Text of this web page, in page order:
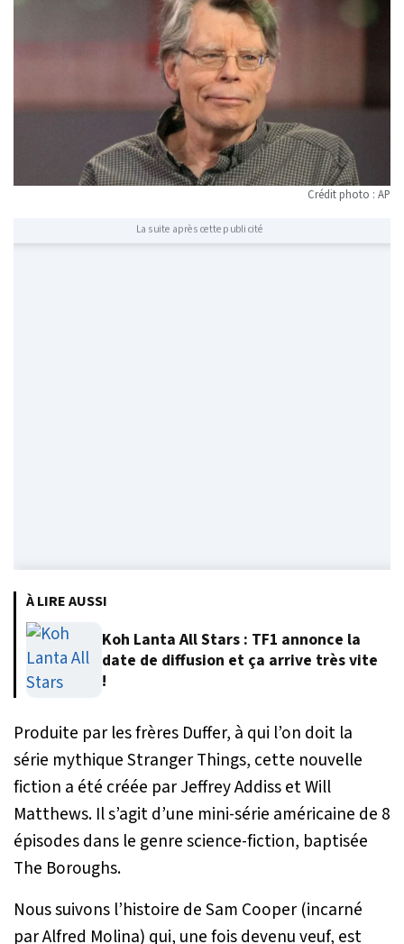
Crédit photo : AP
La suite après cette publicité
À LIRE AUSSI
Koh Lanta All Stars : TF1 annonce la
date de diffusion et ça arrive très vite
!
Produite par les frères Duffer, à qui l’on doit la
série mythique Stranger Things, cette nouvelle
fiction a été créée par Jeffrey Addiss et Will
Matthews. Il s’agit d’une mini-série américaine de 8
épisodes dans le genre science-fiction, baptisée
The Boroughs.
Nous suivons l’histoire de Sam Cooper (incarné
par Alfred Molina) qui, une fois devenu veuf, est